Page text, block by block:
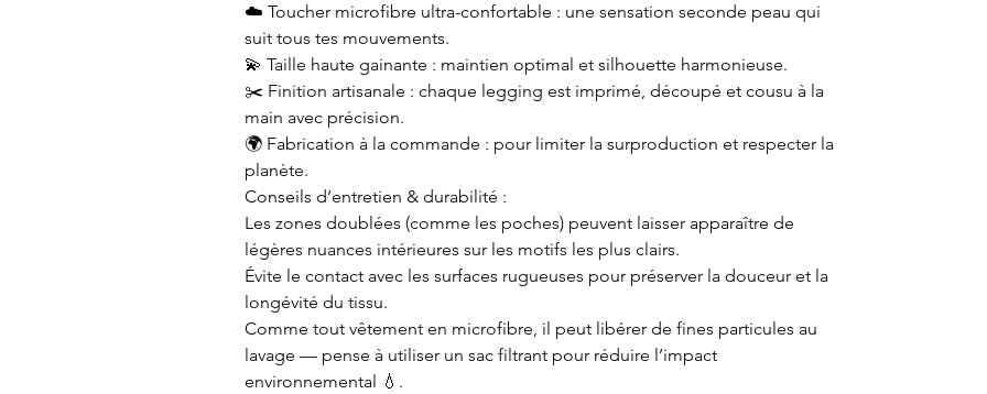
☁️ Toucher microfibre ultra-confortable : une sensation seconde peau qui
suit tous tes mouvements.
💫 Taille haute gainante : maintien optimal et silhouette harmonieuse.
✂️ Finition artisanale : chaque legging est imprimé, découpé et cousu à la
main avec précision.
🌍 Fabrication à la commande : pour limiter la surproduction et respecter la
planète.
Conseils d’entretien & durabilité :
Les zones doublées (comme les poches) peuvent laisser apparaître de
légères nuances intérieures sur les motifs les plus clairs.
Évite le contact avec les surfaces rugueuses pour préserver la douceur et la
longévité du tissu.
Comme tout vêtement en microfibre, il peut libérer de fines particules au
lavage — pense à utiliser un sac filtrant pour réduire l’impact
environnemental 💧.